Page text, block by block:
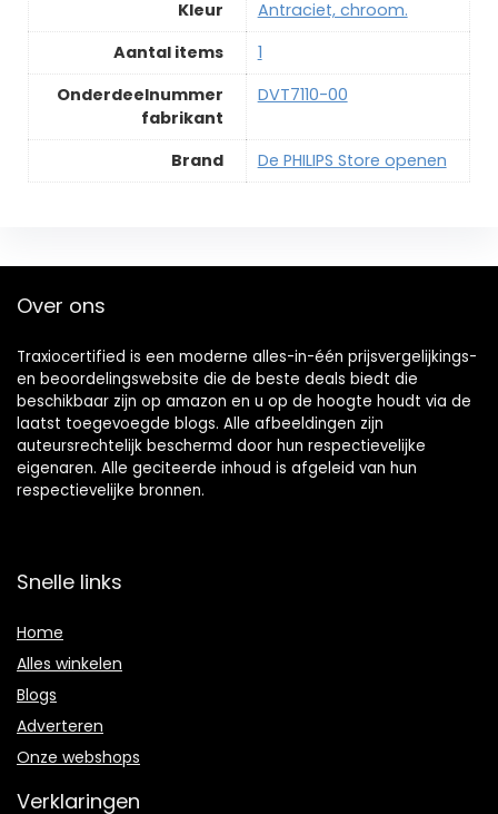
Kleur
‎Antraciet, chroom.
Aantal items
‎1
Onderdeelnummer
fabrikant
‎DVT7110-00
Brand De PHILIPS Store openen
Over ons
Traxiocertified is een moderne alles-in-één prijsvergelijkings-
en beoordelingswebsite die de beste deals biedt die
beschikbaar zijn op amazon en u op de hoogte houdt via de
laatst toegevoegde blogs. Alle afbeeldingen zijn
auteursrechtelijk beschermd door hun respectievelijke
eigenaren. Alle geciteerde inhoud is afgeleid van hun
respectievelijke bronnen.
Snelle links
Home
Alles winkelen
Blogs
Adverteren
Onze webshops
Verklaringen